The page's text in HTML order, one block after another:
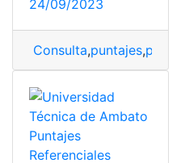
24/09/2023
Consulta,puntajes,